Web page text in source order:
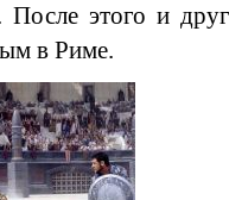
После этого и
в Риме.